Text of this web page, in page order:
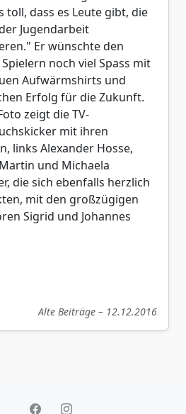
toll, dass es Leute gibt, die
Jugendarbeit
Er wünschte den
noch viel Spass mit
Aufwärmshirts und
Erfolg für die Zukunft.
zeigt die TV-
mit ihren
links Alexander Hosse,
und Michaela
die sich ebenfalls herzlich
mit den großzügigen
Sigrid und Johannes
Alte Beiträge – 12.12.2016